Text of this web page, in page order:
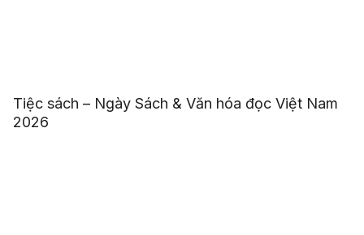
Tiệc sách – Ngày Sách & Văn hóa đọc Việt Nam
2026